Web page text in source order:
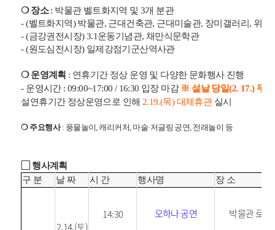
❍ 장소: 박물관 벨트화지역 및 3개 분관
- (벨트화지역) 박물관, 근대건축관, 근대미술관, 장미갤러리, 위봉
- (금강권전시장) 3.1운동기념관, 채만식문학관
- (원도심전시장) 일제강점기군산역사관
❍ 운영계획 : 연휴기간 정상 운영 및 다양한 문화행사 진행
- 운영시간 : 09:00~17:00 / 16:30 입장 마감 ※ 설날 당일(2. 17.) 무
설연휴기간 정상운영으로 인해 2.19.(목) 대체휴관실시
❍ 주요행사: 풍물놀이, 캐리커처, 마술·저글링 공연, 전래놀이 등
▢ 행사계획
구 분
날 짜 시 간 행사명 장 소
2.14.(토)
14:30 오하나 공연 박물관 로비